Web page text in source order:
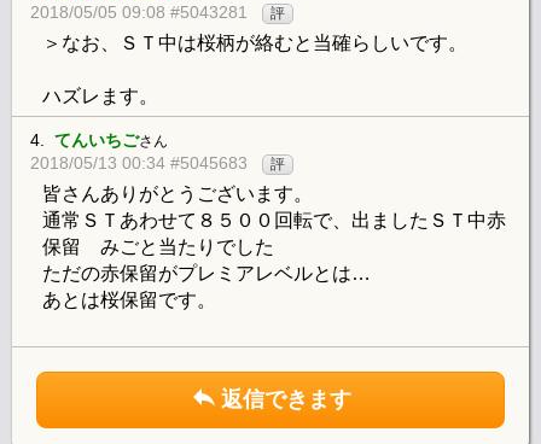
2018/05/05 09:08 #5043281 評
＞なお、ＳＴ中は桜柄が絡むと当確らしいです。
ハズレます。
4. てんいちごさん
2018/05/13 00:34 #5045683 評
皆さんありがとうございます。
通常ＳＴあわせて８５００回転で、出ましたＳＴ中赤
保留 みごと当たりでした
ただの赤保留がプレミアレベルとは…
あとは桜保留です。
返信できます